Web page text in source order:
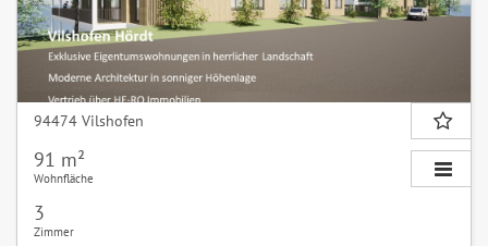
94474 Vilshofen
91 m²
Wohnfläche
3
Zimmer